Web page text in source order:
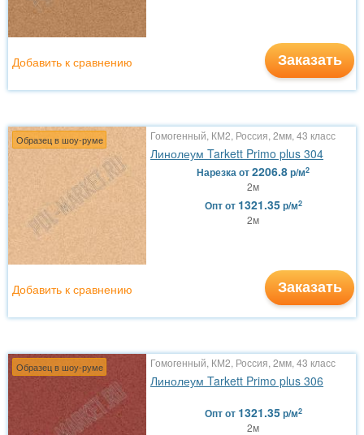
Заказать
Добавить к сравнению
Образец в шоу-руме Гомогенный, КМ2, Россия, 2мм, 43 класс
Линолеум Tarkett Primo plus 304
Нарезкаот2206.8р/м2
2м
Оптот 1321.35р/м2
2м
Заказать
Добавить к сравнению
Образец в шоу-руме Гомогенный, КМ2, Россия, 2мм, 43 класс
Линолеум Tarkett Primo plus 306
Оптот 1321.35р/м2
2м